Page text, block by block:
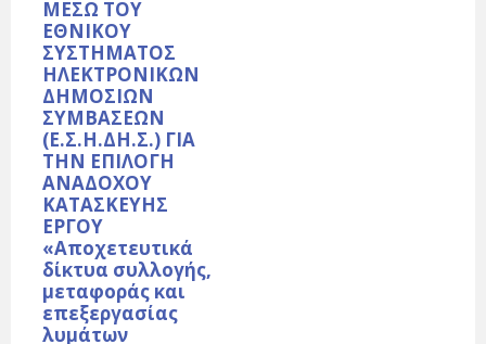
ΜΕΣΩ ΤΟΥ
ΕΘΝΙΚΟΥ
ΣΥΣΤΗΜΑΤΟΣ
ΗΛΕΚΤΡΟΝΙΚΩΝ
ΔΗΜΟΣΙΩΝ
ΣΥΜΒΑΣΕΩΝ
(Ε.Σ.Η.ΔΗ.Σ.) ΓΙΑ
ΤΗΝ ΕΠΙΛΟΓΗ
ΑΝΑΔΟΧΟΥ
ΚΑΤΑΣΚΕΥΗΣ
ΕΡΓΟΥ
«Αποχετευτικά
δίκτυα συλλογής,
μεταφοράς και
επεξεργασίας
λυμάτων